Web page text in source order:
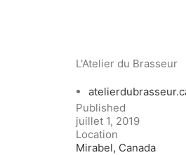
L'Atelier du Brasseur
Published
juillet 1, 2019
Location
Mirabel, Canada